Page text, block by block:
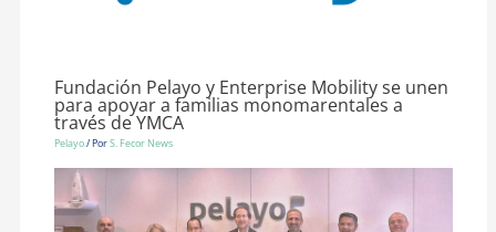
Fundación Pelayo y Enterprise Mobility se unen
para apoyar a familias monomarentales a
través de YMCA
Pelayo/ PorS. Fecor News